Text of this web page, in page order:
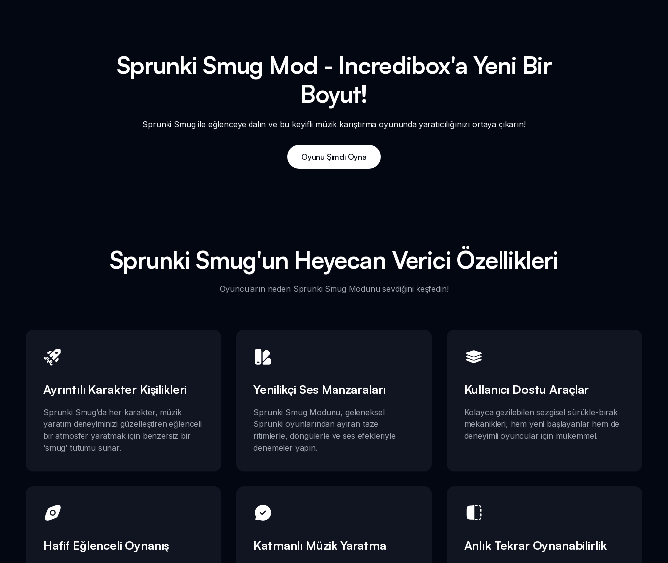
Sprunki Smug Mod - Incredibox'a Yeni Bir
Boyut!
Sprunki Smug ile eğlenceye dalın ve bu keyifli müzik karıştırma oyununda yaratıcılığınızı ortaya çıkarın!
Oyunu Şimdi Oyna
Sprunki Smug'un Heyecan Verici Özellikleri
Oyuncuların neden Sprunki Smug Modunu sevdiğini keşfedin!
Ayrıntılı Karakter Kişilikleri
Sprunki Smug’da her karakter, müzik
yaratım deneyiminizi güzelleştiren eğlenceli
bir atmosfer yaratmak için benzersiz bir
‘smug’ tutumu sunar.
Yenilikçi Ses Manzaraları
Sprunki Smug Modunu, geleneksel
Sprunki oyunlarından ayıran taze
ritimlerle, döngülerle ve ses efekleriyle
denemeler yapın.
Kullanıcı Dostu Araçlar
Kolayca gezilebilen sezgisel sürükle-bırak
mekanikleri, hem yeni başlayanlar hem de
deneyimli oyuncular için mükemmel.
Hafif Eğlenceli Oynanış Katmanlı Müzik Yaratma Anlık Tekrar Oynanabilirlik